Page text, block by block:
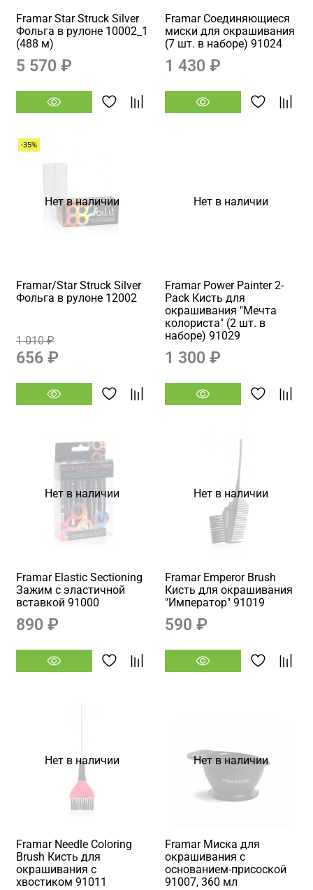
Framar Star Struck Silver
Фольга в рулоне 10002_1
(488 м)
5 570 ₽
Framar Соединяющиеся
миски для окрашивания
(7 шт. в наборе) 91024
1 430 ₽
Нет в наличии
-35%
Framar/Star Struck Silver
Фольга в рулоне 12002
1 010 ₽
656 ₽
Нет в наличии
Framar Power Painter 2-
Pack Кисть для
окрашивания "Мечта
колориста" (2 шт. в
наборе) 91029
1 300 ₽
Нет в наличии
Framar Elastic Sectioning
Зажим с эластичной
вставкой 91000
890 ₽
Нет в наличии
Framar Emperor Brush
Кисть для окрашивания
"Император" 91019
590 ₽
Нет в наличии
Framar Needle Coloring
Brush Кисть для
окрашивания с
хвостиком 91011
Нет в наличии
Framar Миска для
окрашивания с
основанием-присоской
91007, 360 мл